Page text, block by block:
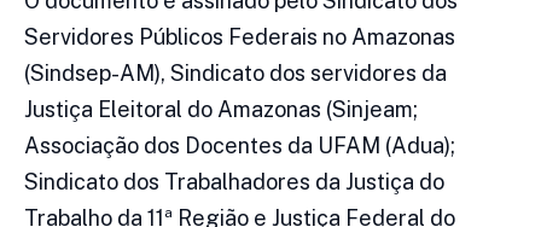
Servidores Públicos Federais no Amazonas
(Sindsep-AM), Sindicato dos servidores da
Justiça Eleitoral do Amazonas (Sinjeam;
Associação dos Docentes da UFAM (Adua);
Sindicato dos Trabalhadores da Justiça do
Trabalho da 11ª Região e Justiça Federal do